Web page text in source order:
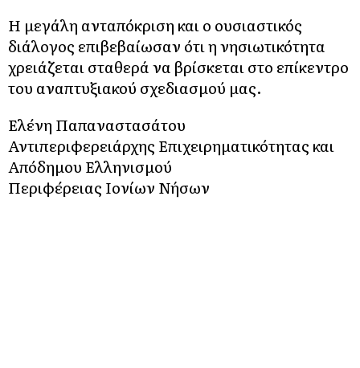
Η μεγάλη ανταπόκριση και ο ουσιαστικός
διάλογος επιβεβαίωσαν ότι η νησιωτικότητα
χρειάζεται σταθερά να βρίσκεται στο επίκεντρο
του αναπτυξιακού σχεδιασμού μας.
Ελένη Παπαναστασάτου
Αντιπεριφερειάρχης Επιχειρηματικότητας και
Απόδημου Ελληνισμού
Περιφέρειας Ιονίων Νήσων